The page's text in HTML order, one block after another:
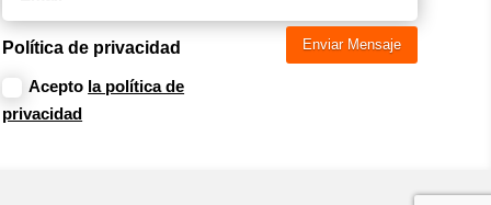
Política de privacidad
Acepto la política de
privacidad
Enviar Mensaje